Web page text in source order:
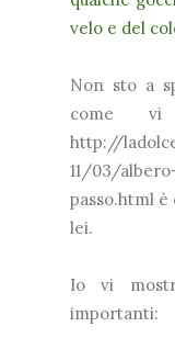
velo e del
Non sto a
come
http://
11/03/
passo.html è
lei.
Io vi
importanti: